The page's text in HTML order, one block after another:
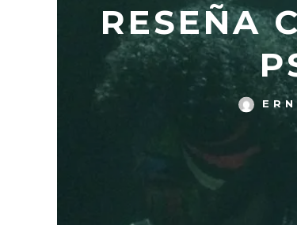
RESEÑA